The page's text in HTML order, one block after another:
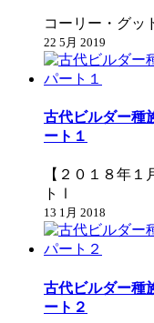
コーリー・グッ
22 5月 2019
古代ビルダー
ート１
【２０１８年
トⅠ
13 1月 2018
古代ビルダー
ート２